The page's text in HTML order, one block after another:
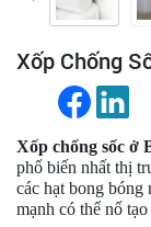
Xốp Chống
Xốp chống sốc ở
phổ biến nhất thị
các hạt bong
mạnh có thể nổ